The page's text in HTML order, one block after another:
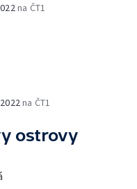
na ČT1
na ČT1
ostrovy